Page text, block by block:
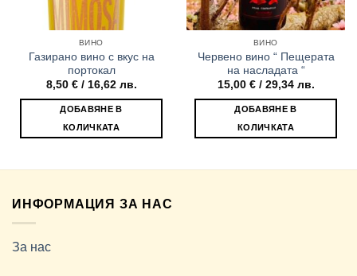
ВИНО
Газирано вино с вкус на
портокал
8,50 €/ 16,62 лв.
ДОБАВЯНЕ В
КОЛИЧКАТА
ВИНО
Червено вино “ Пещерата
на насладата “
15,00 €/ 29,34 лв.
ДОБАВЯНЕ В
КОЛИЧКАТА
ИНФОРМАЦИЯ ЗА НАС
За нас